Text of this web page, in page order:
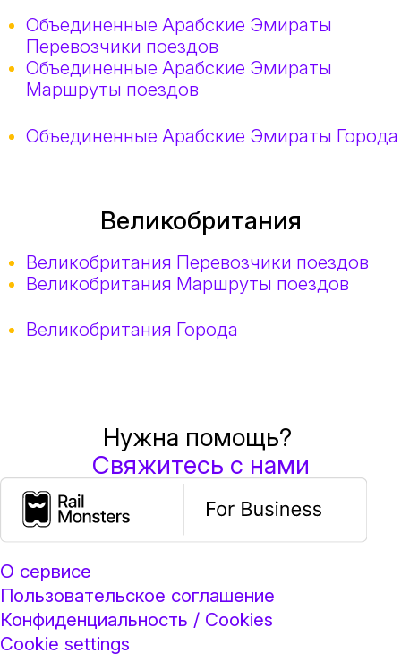
Объединенные Арабские Эмираты
Перевозчики поездов
Объединенные Арабские Эмираты
Маршруты поездов
Объединенные Арабские Эмираты Города
Великобритания
Великобритания Перевозчики поездов
Великобритания Маршруты поездов
Великобритания Города
Нужна помощь?
Свяжитесь с нами
О сервисе
Пользовательское соглашение
Конфиденциальность / Cookies
Cookie settings